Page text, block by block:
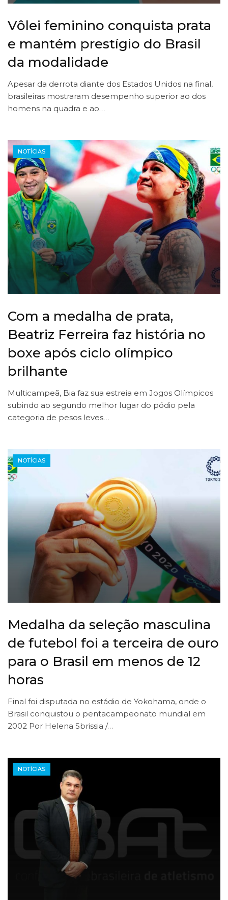
Vôlei feminino conquista prata
e mantém prestígio do Brasil
da modalidade
Apesar da derrota diante dos Estados Unidos na final,
brasileiras mostraram desempenho superior ao dos
homens na quadra e ao…
NOTÍCIAS
Com a medalha de prata,
Beatriz Ferreira faz história no
boxe após ciclo olímpico
brilhante
Multicampeã, Bia faz sua estreia em Jogos Olímpicos
subindo ao segundo melhor lugar do pódio pela
categoria de pesos leves…
NOTÍCIAS
Medalha da seleção masculina
de futebol foi a terceira de ouro
para o Brasil em menos de 12
horas
Final foi disputada no estádio de Yokohama, onde o
Brasil conquistou o pentacampeonato mundial em
2002 Por Helena Sbrissia /…
NOTÍCIAS